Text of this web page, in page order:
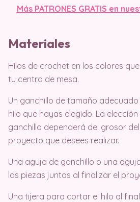
Más PATRONES GRATIS en
Materiales
Hilos de crochet en los colores
tu centro de mesa.
Un ganchillo de tamaño
hilo que hayas elegido. La
ganchillo dependerá del grosor
proyecto que desees realizar.
Una aguja de ganchillo o una
las piezas juntas al finalizar el
Una tijera para cortar el hilo al